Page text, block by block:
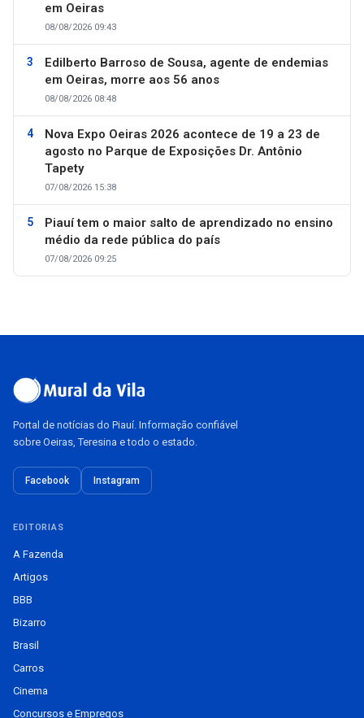
em Oeiras
08/08/2026 09:43
Edilberto Barroso de Sousa, agente de endemias
em Oeiras, morre aos 56 anos
08/08/2026 08:48
Nova Expo Oeiras 2026 acontece de 19 a 23 de
agosto no Parque de Exposições Dr. Antônio
Tapety
07/08/2026 15:38
Piauí tem o maior salto de aprendizado no ensino
médio da rede pública do país
07/08/2026 09:25
Portal de notícias do Piauí. Informação confiável
sobre Oeiras, Teresina e todo o estado.
Facebook Instagram
EDITORIAS
A Fazenda
Artigos
BBB
Bizarro
Brasil
Carros
Cinema
Concursos e Empregos